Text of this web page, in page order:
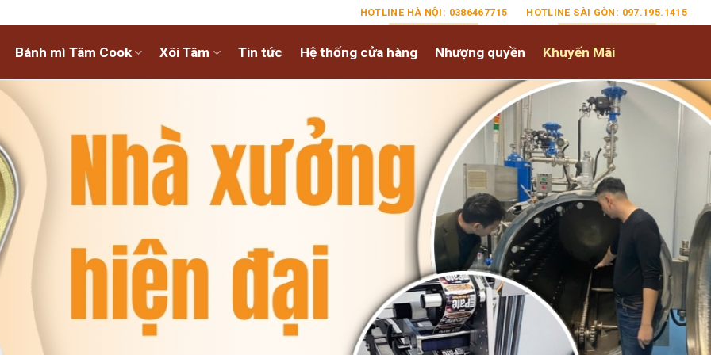
HOTLINE HÀ NỘI: 0386467715 HOTLINE SÀI GÒN: 097.195.1415
Bánh mì Tâm Cook Xôi Tâm Tin tức Hệ thống cửa hàng Nhượng quyền Khuyến Mãi